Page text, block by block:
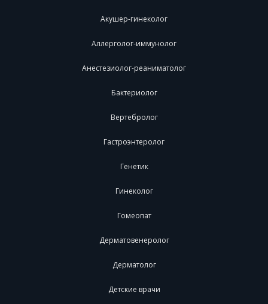
Акушер-гинеколог
Аллерголог-иммунолог
Анестезиолог-реаниматолог
Бактериолог
Вертебролог
Гастроэнтеролог
Генетик
Гинеколог
Гомеопат
Дерматовенеролог
Дерматолог
Детские врачи